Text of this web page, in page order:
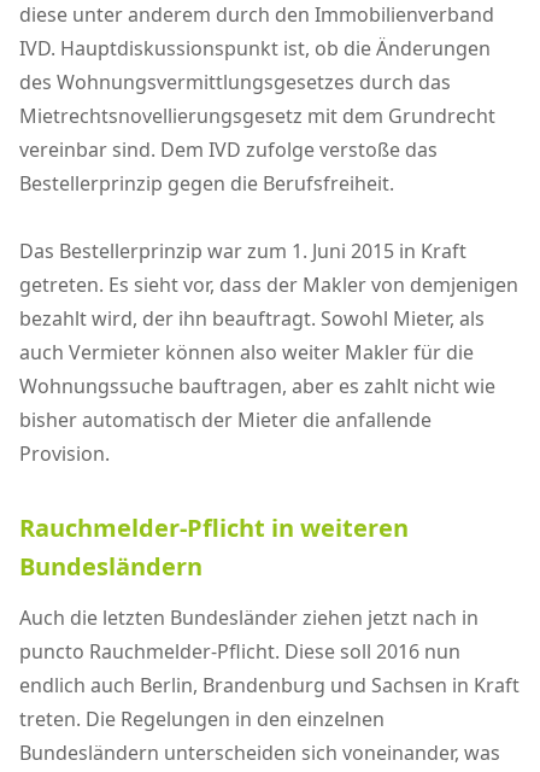
diese unter anderem durch den Immobilienverband
IVD. Hauptdiskussionspunkt ist, ob die Änderungen
des Wohnungsvermittlungsgesetzes durch das
Mietrechtsnovellierungsgesetz mit dem Grundrecht
vereinbar sind. Dem IVD zufolge verstoße das
Bestellerprinzip gegen die Berufsfreiheit.
Das Bestellerprinzip war zum 1. Juni 2015 in Kraft
getreten. Es sieht vor, dass der Makler von demjenigen
bezahlt wird, der ihn beauftragt. Sowohl Mieter, als
auch Vermieter können also weiter Makler für die
Wohnungssuche bauftragen, aber es zahlt nicht wie
bisher automatisch der Mieter die anfallende
Provision.
Rauchmelder-Pflicht in weiteren
Bundesländern
Auch die letzten Bundesländer ziehen jetzt nach in
puncto Rauchmelder-Pflicht. Diese soll 2016 nun
endlich auch Berlin, Brandenburg und Sachsen in Kraft
treten. Die Regelungen in den einzelnen
Bundesländern unterscheiden sich voneinander, was